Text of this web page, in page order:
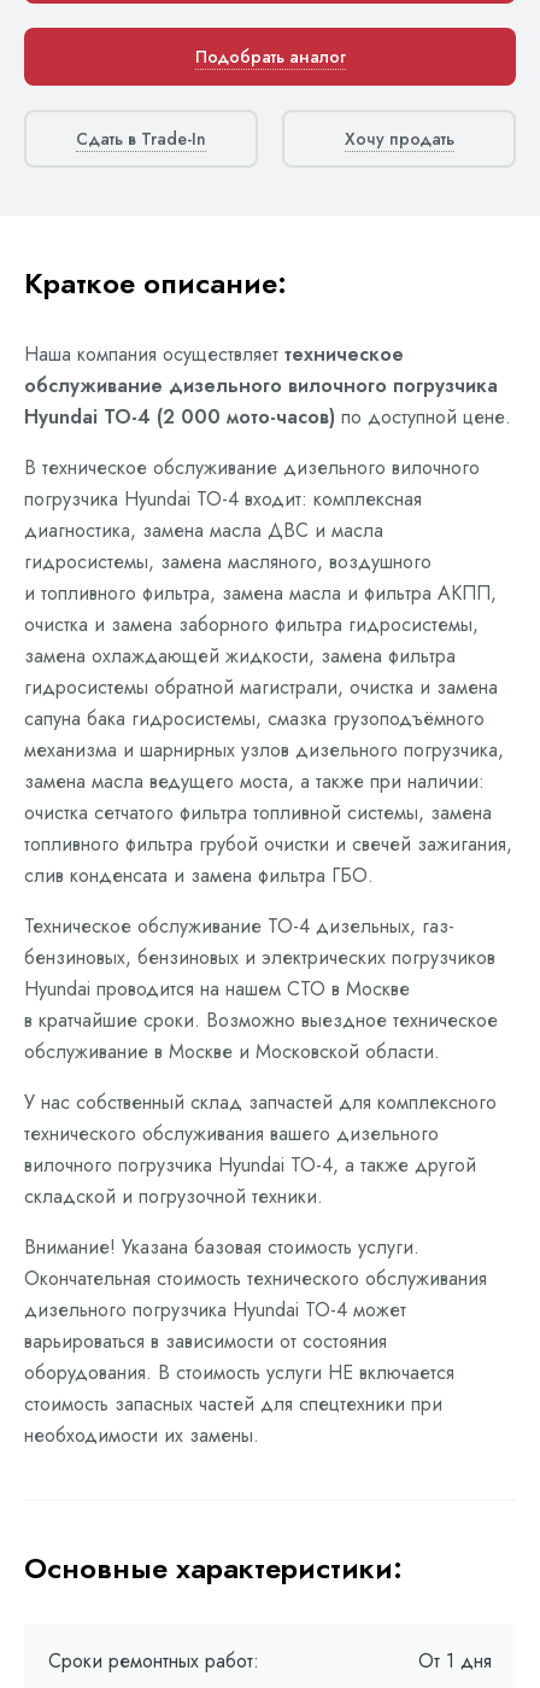
Подобрать аналог
Сдать в Trade-In Хочу продать
Краткое описание:
Наша компания осуществляет техническое
обслуживание дизельного вилочного погрузчика
Hyundai ТО-4 (2 000 мото-часов) по доступной цене.
В техническое обслуживание дизельного вилочного
погрузчика Hyundai ТО-4 входит: комплексная
диагностика, замена масла ДВС и масла
гидросистемы, замена масляного, воздушного
и топливного фильтра, замена масла и фильтра АКПП,
очистка и замена заборного фильтра гидросистемы,
замена охлаждающей жидкости, замена фильтра
гидросистемы обратной магистрали, очистка и замена
сапуна бака гидросистемы, смазка грузоподъёмного
механизма и шарнирных узлов дизельного погрузчика,
замена масла ведущего моста, а также при наличии:
очистка сетчатого фильтра топливной системы, замена
топливного фильтра грубой очистки и свечей зажигания,
слив конденсата и замена фильтра ГБО.
Техническое обслуживание ТО-4 дизельных, газ-
бензиновых, бензиновых и электрических погрузчиков
Hyundai проводится на нашем СТО в Москве
в кратчайшие сроки. Возможно выездное техническое
обслуживание в Москве и Московской области.
У нас собственный склад запчастей для комплексного
технического обслуживания вашего дизельного
вилочного погрузчика Hyundai ТО-4, а также другой
складской и погрузочной техники.
Внимание! Указана базовая стоимость услуги.
Окончательная стоимость технического обслуживания
дизельного погрузчика Hyundai ТО-4 может
варьироваться в зависимости от состояния
оборудования. В стоимость услуги НЕ включается
стоимость запасных частей для спецтехники при
необходимости их замены.
Основные характеристики:
Сроки ремонтных работ: От 1 дня